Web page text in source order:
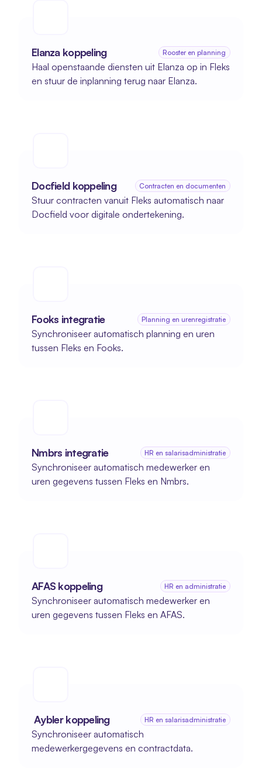
Elanza koppeling Rooster en planning
Haal openstaande diensten uit Elanza op in Fleks
en stuur de inplanning terug naar Elanza.
Docfield koppeling Contracten en documenten
Stuur contracten vanuit Fleks automatisch naar
Docfield voor digitale ondertekening.
Fooks integratie Planning en urenregistratie
Synchroniseer automatisch planning en uren
tussen Fleks en Fooks.
Nmbrs integratie HR en salarisadministratie
Synchroniseer automatisch medewerker en
uren gegevens tussen Fleks en Nmbrs.
AFAS koppeling HR en administratie
Synchroniseer automatisch medewerker en
uren gegevens tussen Fleks en AFAS.
Aybler koppeling HR en salarisadministratie
Synchroniseer automatisch
medewerkergegevens en contractdata.